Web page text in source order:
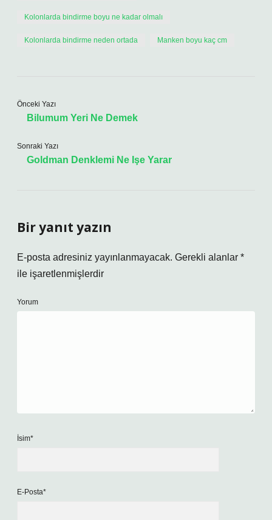
Kolonlarda bindirme boyu ne kadar olmalı
Kolonlarda bindirme neden ortada Manken boyu kaç cm
Önceki Yazı
Bilumum Yeri Ne Demek
Sonraki Yazı
Goldman Denklemi Ne Işe Yarar
Bir yanıt yazın
E-posta adresiniz yayınlanmayacak. Gerekli alanlar *
ile işaretlenmişlerdir
Yorum
İsim*
E-Posta*